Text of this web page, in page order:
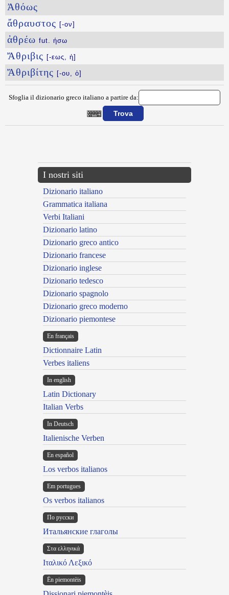
Ἀθόως
ἄθραυστος [-ον]
ἀθρέω fut. ήσω
Ἄθριβις [-εως, ἡ]
Ἄθριβίτης [-ου, ὁ]
Sfoglia il dizionario greco italiano a partire da:
I nostri siti
Dizionario italiano
Grammatica italiana
Verbi Italiani
Dizionario latino
Dizionario greco antico
Dizionario francese
Dizionario inglese
Dizionario tedesco
Dizionario spagnolo
Dizionario greco moderno
Dizionario piemontese
En français
Dictionnaire Latin
Verbes italiens
In english
Latin Dictionary
Italian Verbs
In Deutsch
Italienische Verben
En español
Los verbos italianos
Em portugues
Os verbos italianos
По русски
Итальянские глаголы
Στα ελληνικά
Ιταλικό Λεξικό
Ën piemontèis